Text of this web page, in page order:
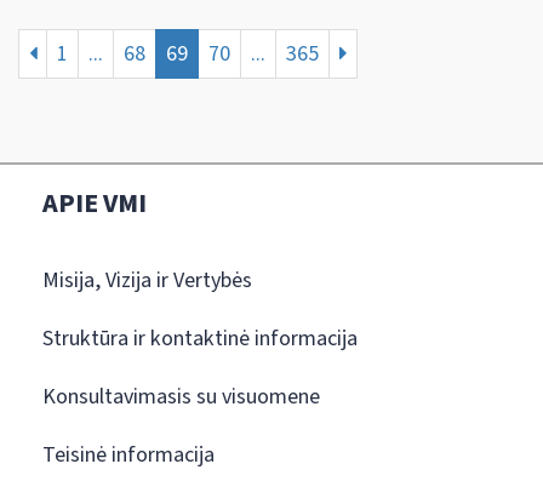
1 ... 68 69 70 ... 365
APIE VMI
Misija, Vizija ir Vertybės
Struktūra ir kontaktinė informacija
Konsultavimasis su visuomene
Teisinė informacija